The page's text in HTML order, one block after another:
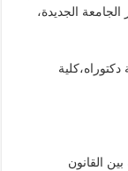
الجديدة،
القانون